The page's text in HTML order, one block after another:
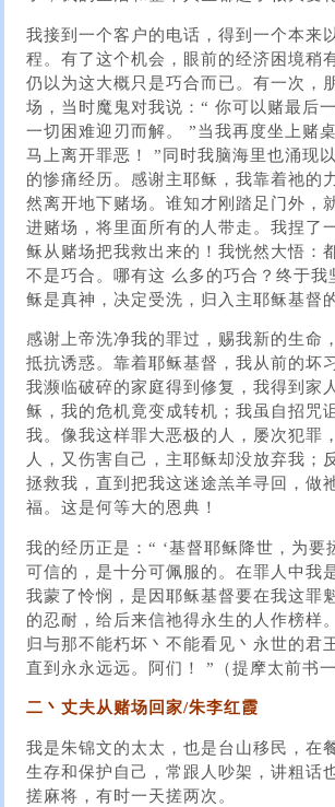
我接到一个客户的电话，得到一个本来
程。有了这个机会，眼前的经济困境稍
仍以为这大概只是巧合而已。有一次，
场，当时魔鬼对我说：“ 你可以赌最后
一切困难迎刃而解。 ”当我再度坐上赌
马上离开罪恶！ ”同时我脑海里也涌现
的惨痛经历。感谢主耶稣，我靠着祂的
然离开地下赌场。谁知才刚踏足门外，
进赌场，将里面所有的人带走。我捏了
稣从赌场把我救出来的！我恍然大悟：
不是巧合。哪有这 么多的巧合？终于我
稣是真神，决定受洗，归入主耶稣基督
感谢上帝洗净我的罪过，赐我新的生命
抵抗诱惑。靠着耶稣基督，我从前的坏
我濒临破碎的家庭得到修复，我得到家
稣，我的危机竟变成转机；我虽自招咒
我。像我这样罪大恶极的人，屡次犯罪
人，又伤害自己，主耶稣却没放弃我；
拯救我，直到把我这迷途羔羊寻回，做
福。这是何等大的恩典！
我的经历正是：“ ‘基督耶稣降世，为要
可信的，是十分可佩服的。在罪人中我
我蒙了怜悯，是因耶稣基督要在我这罪
的忍耐，给后来信祂得永生的人作榜样
归与那不能朽坏丶不能看见丶永世的君
直到永永远远。阿们！ ”（提摩太前书
二丶丈夫从赌场回家/朱李红霞
我是朱锦文的太太，也是台山移民，在
生存和保护自己，常跟人吵架，讲粗话
搓麻将，有时一天搓两次。